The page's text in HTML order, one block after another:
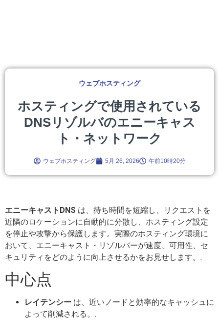
ウェブホスティング
ホスティングで使用されている
DNSリゾルバのエニーキャス
ト・ネットワーク
ウェブホスティング 5月 26, 2026 午前10時20分
エニーキャストDNS は、待ち時間を短縮し、リクエストを
近隣のロケーションに自動的に分散し、ホスティング設定
を停止や攻撃から保護します。実際のホスティング環境に
おいて、エニーキャスト・リゾルバーが速度、可用性、セ
キュリティをどのように向上させるかをお見せします。.
中心点
レイテンシー は、近いノードと効率的なキャッシュに
よって削減される。.